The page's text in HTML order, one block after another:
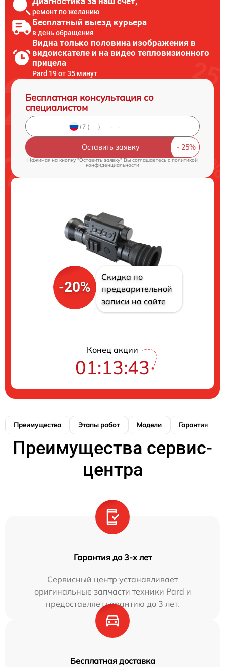
ремонт по желанию
Бесплатный выезд курьера
в день обращения
Видна только половина изображения в
видоискателе и на видео тепловизионного
прицела
Pard 19 от 35 минут
Бесплатная консультация со
специалистом
Оставить заявку
Нажимая на кнопку "Оставить заявку" Вы соглашаетесь c политикой
конфиденциальности
-20%
Скидка по
предварительной
записи на сайте
Конец акции
01:13:42
Преимущества Этапы работ Модели Гарантия
Преимущества сервис-
центра
Гарантия до 3-х лет
Сервисный центр устанавливает
оригинальные запчасти техники Pard и
предоставляет гарантию до 3 лет.
Бесплатная доставка